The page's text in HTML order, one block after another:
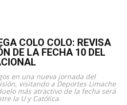
COLO COLO: REVISA
DE LA FECHA 10 DEL
en una nueva jornada del
visitando a Deportes Limache
más atractivo de la fecha será
la U y Católica.